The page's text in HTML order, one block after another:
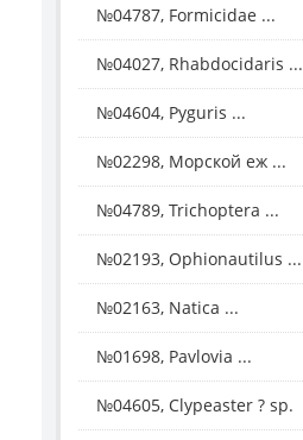
№04787, Formicidae ...
№04027, Rhabdocidaris ...
№04604, Pyguris ...
№02298, Морской еж ...
№04789, Trichoptera ...
№02193, Ophionautilus ...
№02163, Natica ...
№01698, Pavlovia ...
№04605, Clypeaster ? sp.